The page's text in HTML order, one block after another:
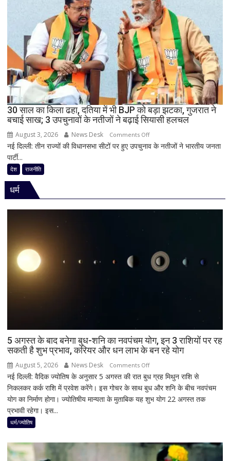
से
बिहार
की
राजनीति
में
हलचल,
BJP
को
दी
खुली
चेतावनी;
JDU
ने
30 साल का किला ढहा, दतिया में भी BJP को बड़ा झटका, गुजरात ने
बचाई साख; 3 उपचुनावों के नतीजों ने बढ़ाई सियासी हलचल
August 3, 2026 News Desk Comments Offon
30
बड़ा
झटका,
उपचुनावों
के
बढ़ाई
सियासी
हलचल
नई दिल्ली: तीन राज्यों की विधानसभा सीटों पर हुए उपचुनाव के नतीजों ने भारतीय जनता
पार्टी...
देश राजनीति
धर्म
5 अगस्त के बाद बनेगा बुध-शनि का नवपंचम योग, इन 3 राशियों पर रह
सकती है शुभ प्रभाव, करियर और धन लाभ के बन रहे योग
August 5, 2026 News Desk Comments Offon
5
अगस्त
के
शनि
नई दिल्ली: वैदिक ज्योतिष के अनुसार 5 अगस्त की रात बुध ग्रह मिथुन राशि से
निकलकर कर्क राशि में प्रवेश करेंगे। इस गोचर के साथ बुध और शनि के बीच नवपंचम
योग का निर्माण होगा। ज्योतिषीय मान्यता के मुताबिक यह शुभ योग 22 अगस्त तक
प्रभावी रहेगा। इस...
धर्म/ज्योतिष